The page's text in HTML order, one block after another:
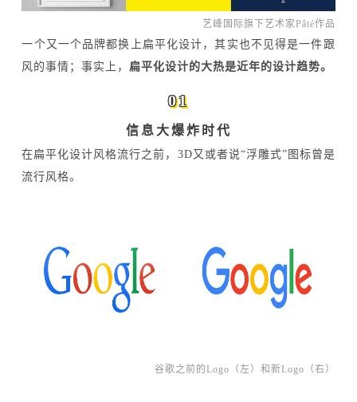
艺峰国际旗下艺术家Pâté作品
一个又一个品牌都换上扁平化设计，其实也不见得是一件跟
风的事情；事实上，扁平化设计的大热是近年的设计趋势。
01
信息大爆炸时代
在扁平化设计风格流行之前，3D又或者说“浮雕式”图标曾是
流行风格。
谷歌之前的Logo（左）和新Logo（右）